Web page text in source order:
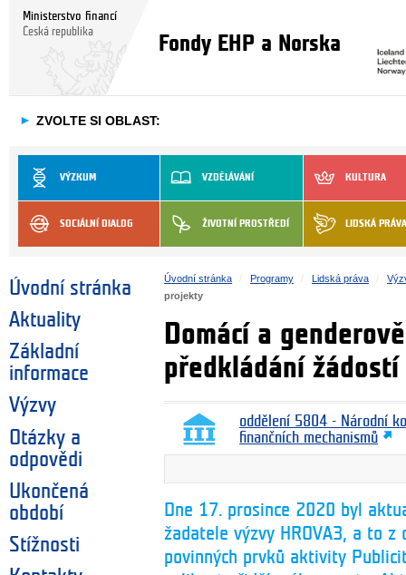
Ministerstvo financí
Česká republika
Fondy EHP a Norska
► ZVOLTE SI OBLAST:
VÝZKUM VZDĚLÁVÁNÍ KULTURA
SOCIÁLNÍ DIALOG ŽIVOTNÍ PROSTŘEDÍ LIDSKÁ PRÁVA
Úvodní stránka
Aktuality
Základní
informace
Výzvy
Otázky a
odpovědi
Ukončená
období
Stížnosti
Úvodní stránka Programy Lidská práva
projekty
Domácí a
předkládání
oddělení 5804 - Národní
finančních mechanismů
Dne 17. prosince 2020 byl
žadatele výzvy HROVA3, a to z
povinných prvků aktivity